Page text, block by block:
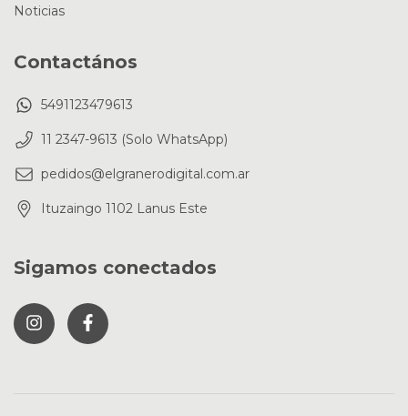
Noticias
Contactános
5491123479613
11 2347-9613 (Solo WhatsApp)
pedidos@elgranerodigital.com.ar
Ituzaingo 1102 Lanus Este
Sigamos conectados